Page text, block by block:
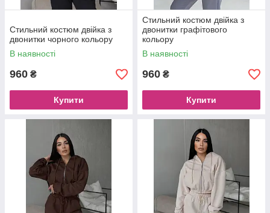
Стильний костюм двійка з
двонитки чорного кольору
В наявності
960 ₴
Купити
Стильний костюм двійка з
двонитки графітового
кольору
В наявності
960 ₴
Купити